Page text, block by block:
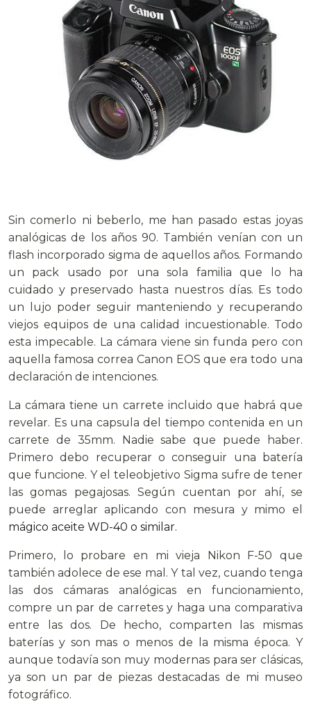
Sin comerlo ni beberlo, me han pasado estas joyas
analógicas de los años 90. También venían con un
flash incorporado sigma de aquellos años. Formando
un pack usado por una sola familia que lo ha
cuidado y preservado hasta nuestros días. Es todo
un lujo poder seguir manteniendo y recuperando
viejos equipos de una calidad incuestionable. Todo
esta impecable. La cámara viene sin funda pero con
aquella famosa correa Canon EOS que era todo una
declaración de intenciones.
La cámara tiene un carrete incluido que habrá que
revelar. Es una capsula del tiempo contenida en un
carrete de 35mm. Nadie sabe que puede haber.
Primero debo recuperar o conseguir una batería
que funcione. Y el teleobjetivo Sigma sufre de tener
las gomas pegajosas. Según cuentan por ahí, se
puede arreglar aplicando con mesura y mimo el
mágico aceite WD-40 o similar.
Primero, lo probare en mi vieja Nikon F-50 que
también adolece de ese mal. Y tal vez, cuando tenga
las dos cámaras analógicas en funcionamiento,
compre un par de carretes y haga una comparativa
entre las dos. De hecho, comparten las mismas
baterías y son mas o menos de la misma época. Y
aunque todavía son muy modernas para ser clásicas,
ya son un par de piezas destacadas de mi museo
fotográfico.